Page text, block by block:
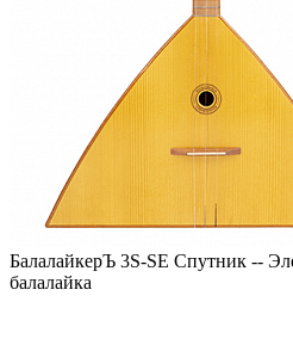
БалалайкерЪ 3S-SE Спутник --
балалайка